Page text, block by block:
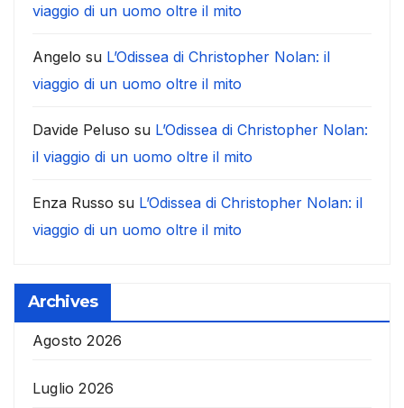
viaggio di un uomo oltre il mito
Angelo su L’Odissea di Christopher Nolan: il
viaggio di un uomo oltre il mito
Davide Peluso su L’Odissea di Christopher Nolan:
il viaggio di un uomo oltre il mito
Enza Russo su L’Odissea di Christopher Nolan: il
viaggio di un uomo oltre il mito
Archives
Agosto 2026
Luglio 2026